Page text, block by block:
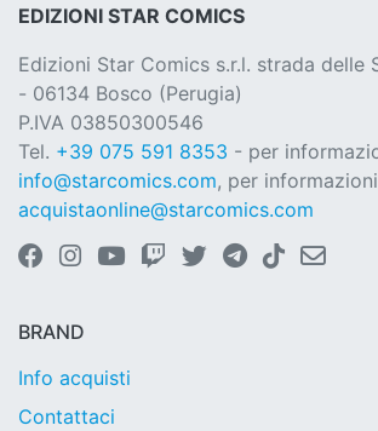
EDIZIONI STAR COMICS
Edizioni Star Comics s.r.l. strada delle
- 06134 Bosco (Perugia)
P.IVA 03850300546
Tel. +39 075 591 8353 - per
info@starcomics.com, per
acquistaonline@starcomics.com
BRAND
Info acquisti
Contattaci